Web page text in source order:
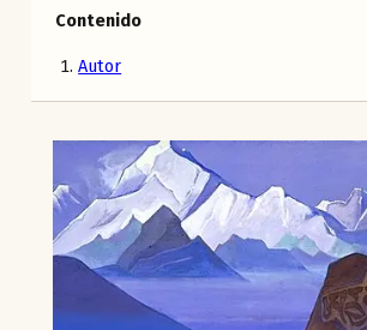
Contenido
Autor